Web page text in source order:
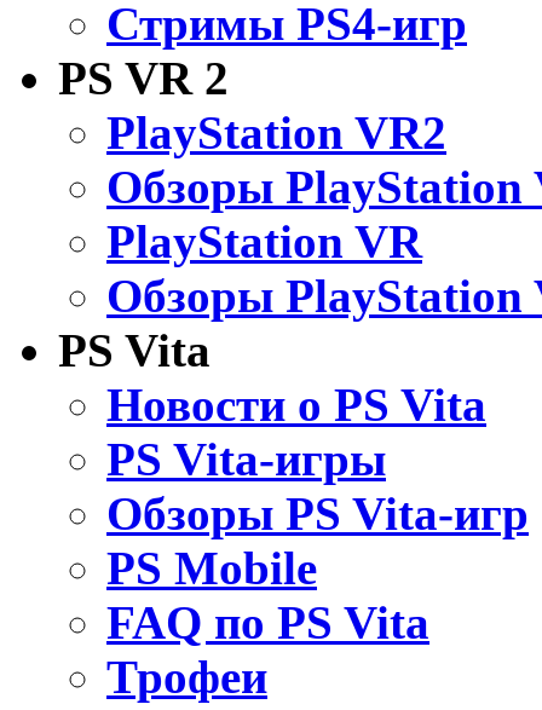
Стримы PS4-игр
PS VR 2
PlayStation VR2
Обзоры PlayStation
PlayStation VR
Обзоры PlayStation
PS Vita
Новости о PS Vita
PS Vita-игры
Обзоры PS Vita-игр
PS Mobile
FAQ по PS Vita
Трофеи